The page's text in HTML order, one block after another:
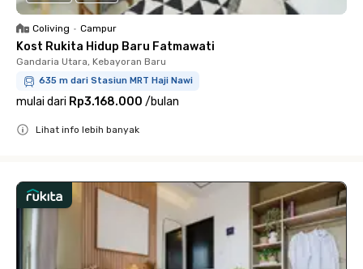
Coliving • Campur
Kost Rukita Hidup Baru Fatmawati
Gandaria Utara, Kebayoran Baru
635 m dari Stasiun MRT Haji Nawi
mulai dari Rp3.168.000 /bulan
Lihat info lebih banyak